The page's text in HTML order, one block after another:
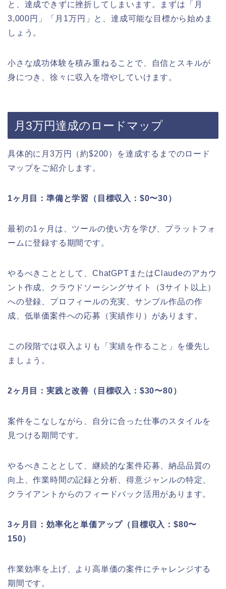
と、達成できずに挫折してしまいます。まずは「月
3,000円」「月1万円」と、達成可能な目標から始めま
しょう。
小さな成功体験を積み重ねることで、自信とスキルが
身につき、徐々に収入を増やしていけます。
月3万円達成のロードマップ
具体的に月3万円（約$200）を達成するまでのロード
マップをご紹介します。
1ヶ月目：準備と学習（目標収入：$0〜30）
最初の1ヶ月は、ツールの使い方を学び、プラットフォ
ームに登録する期間です。
やるべきこととして、ChatGPTまたはClaudeのアカウ
ント作成、クラウドソーシングサイト（3サイト以上）
への登録、プロフィールの充実、サンプル作品の作
成、低単価案件への応募（実績作り）があります。
この段階では収入よりも「実績を作ること」を優先し
ましょう。
2ヶ月目：実践と改善（目標収入：$30〜80）
案件をこなしながら、自分に合った仕事のスタイルを
見つける期間です。
やるべきこととして、継続的な案件応募、納品品質の
向上、作業時間の記録と分析、得意ジャンルの特定、
クライアントからのフィードバック活用があります。
3ヶ月目：効率化と単価アップ（目標収入：$80〜
150）
作業効率を上げ、より高単価の案件にチャレンジする
期間です。